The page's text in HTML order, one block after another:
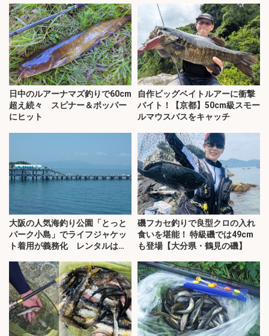
日中のルアーナマズ釣りで60cm
超え続々 スピナー＆ポッパー
にヒット
自作ビッグベイトルアーに衝撃
バイト！【京都】50cm級スモー
ルマウスバスをキャッチ
大阪の人気海釣り公園「とっと
パーク小島」でライフジャケッ
ト着用が義務化 レンタルはオ
磯フカセ釣りで良型クロの入れ
食いを堪能！ 特級磯では49cm
も登場【大分県・鶴見の磯】